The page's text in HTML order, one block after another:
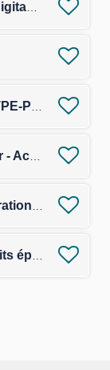
Alternance – Chargé de Parcours Digitaux & Performance F/H
Chargé d'affaires entreprises F/H (TPE-PE) - Assurance
Chargé d'investissement immobilier - Acquisitions F/H
Alternance - Gestionnaire Administration des Ventes et Qualité Commerciale F/H
Chargé d'études actuarielles produits épargne F/H